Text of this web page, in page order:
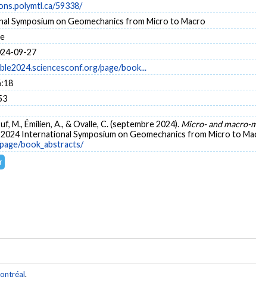
59338/
Symposium on Geomechanics from Micro to Macro
09-27
page/book...
M., Émilien, A., & Ovalle, C. (septembre 2024). Micro- and macro-
International Symposium on Geomechanics from Micro to
book_abstracts/
.